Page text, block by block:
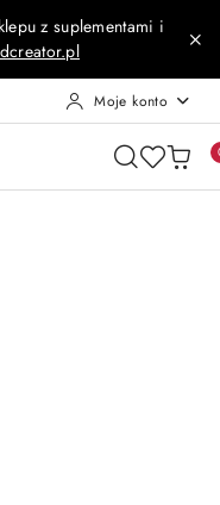
z suplementami i
Moje konto